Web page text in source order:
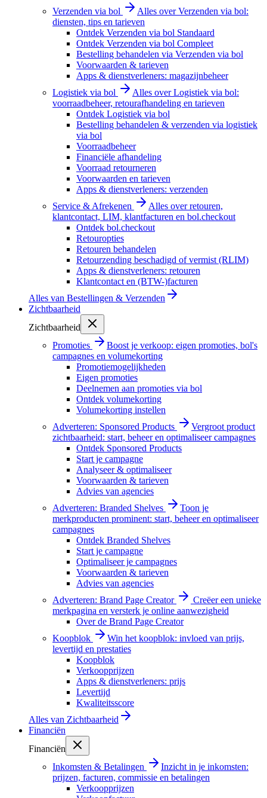
Verzenden via bol
Alles over Verzenden via bol:
diensten, tips en tarieven
Ontdek Verzenden via bol Standaard
Ontdek Verzenden via bol Compleet
Bestelling behandelen via Verzenden via bol
Voorwaarden & tarieven
Apps & dienstverleners: magazijnbeheer
Logistiek via bol
Alles over Logistiek via bol:
voorraadbeheer, retourafhandeling en tarieven
Ontdek Logistiek via bol
Bestelling behandelen & verzenden via logistiek
via bol
Voorraadbeheer
Financiële afhandeling
Voorraad retourneren
Voorwaarden en tarieven
Apps & dienstverleners: verzenden
Service & Afrekenen
Alles over retouren,
klantcontact, LIM, klantfacturen en bol.checkout
Ontdek bol.checkout
Retouropties
Retouren behandelen
Retourzending beschadigd of vermist (RLIM)
Apps & dienstverleners: retouren
Klantcontact en (BTW-)facturen
Alles van Bestellingen & Verzenden
Zichtbaarheid
Zichtbaarheid
Promoties
Boost je verkoop: eigen promoties, bol's
campagnes en volumekorting
Promotiemogelijkheden
Eigen promoties
Deelnemen aan promoties via bol
Ontdek volumekorting
Volumekorting instellen
Adverteren: Sponsored Products
Vergroot product
zichtbaarheid: start, beheer en optimaliseer campagnes
Ontdek Sponsored Products
Start je campagne
Analyseer & optimaliseer
Voorwaarden & tarieven
Advies van agencies
Adverteren: Branded Shelves
Toon je
merkproducten prominent: start, beheer en optimaliseer
campagnes
Ontdek Branded Shelves
Start je campagne
Optimaliseer je campagnes
Voorwaarden & tarieven
Advies van agencies
Adverteren: Brand Page Creator
Creëer een unieke
merkpagina en versterk je online aanwezigheid
Over de Brand Page Creator
Koopblok
Win het koopblok: invloed van prijs,
levertijd en prestaties
Koopblok
Verkoopprijzen
Apps & dienstverleners: prijs
Levertijd
Kwaliteitsscore
Alles van Zichtbaarheid
Financiën
Financiën
Inkomsten & Betalingen
Inzicht in je inkomsten:
prijzen, facturen, commissie en betalingen
Verkoopprijzen